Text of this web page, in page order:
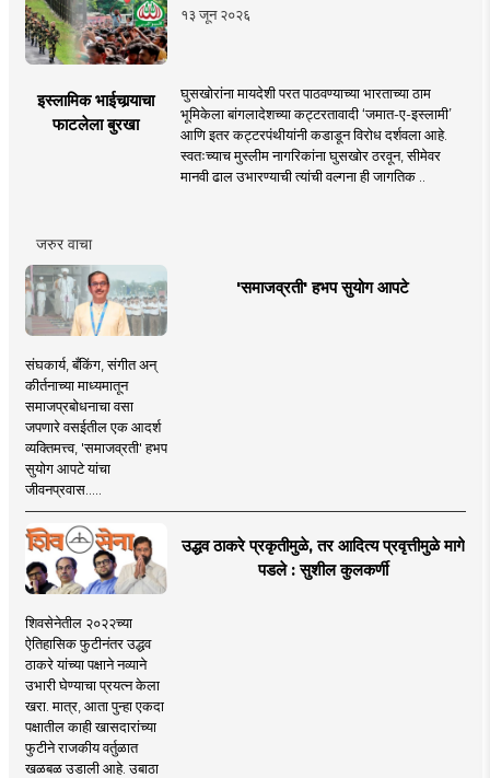
१३ जून २०२६
इस्लामिक भाईचार्‍याचा
फाटलेला बुरखा
घुसखोरांना मायदेशी परत पाठवण्याच्या भारताच्या ठाम
भूमिकेला बांगलादेशच्या कट्टरतावादी ‘जमात-ए-इस्लामी’
आणि इतर कट्टरपंथीयांनी कडाडून विरोध दर्शवला आहे.
स्वतःच्याच मुस्लीम नागरिकांना घुसखोर ठरवून, सीमेवर
मानवी ढाल उभारण्याची त्यांची वल्गना ही जागतिक ..
जरुर वाचा
'समाजव्रती' हभप सुयोग आपटे
संघकार्य, बँकिंग, संगीत अन्
कीर्तनाच्या माध्यमातून
समाजप्रबोधनाचा वसा
जपणारे वसईतील एक आदर्श
व्यक्तिमत्त्व, 'समाजव्रती' हभप
सुयोग आपटे यांचा
जीवनप्रवास.....
उद्धव ठाकरे प्रकृतीमुळे, तर आदित्य प्रवृत्तीमुळे मागे
पडले : सुशील कुलकर्णी
शिवसेनेतील २०२२च्या
ऐतिहासिक फुटीनंतर उद्धव
ठाकरे यांच्या पक्षाने नव्याने
उभारी घेण्याचा प्रयत्न केला
खरा. मात्र, आता पुन्हा एकदा
पक्षातील काही खासदारांच्या
फुटीने राजकीय वर्तुळात
खळबळ उडाली आहे. उबाठा